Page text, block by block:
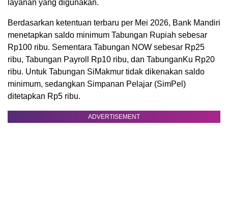
layanan yang digunakan.
Berdasarkan ketentuan terbaru per Mei 2026, Bank Mandiri
menetapkan saldo minimum Tabungan Rupiah sebesar
Rp100 ribu. Sementara Tabungan NOW sebesar Rp25
ribu, Tabungan Payroll Rp10 ribu, dan TabunganKu Rp20
ribu. Untuk Tabungan SiMakmur tidak dikenakan saldo
minimum, sedangkan Simpanan Pelajar (SimPel)
ditetapkan Rp5 ribu.
ADVERTISEMENT